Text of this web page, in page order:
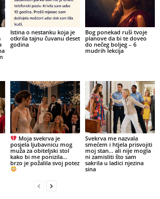
Istina o nestanku koja je
otkrila tajnu čuvanu deset
godina
Bog ponekad ruši tvoje
planove da bi te doveo
do nečeg boljeg – 6
mudrih lekcija
Moja svekrva je
posjela ljubavnicu mog
muža za obiteljski stol
kako bi me ponizila…
brzo je požalila svoj potez
Svekrva me nazvala
smećem i htjela prisvojiti
moj stan… ali nije mogla
ni zamisliti što sam
sakrila u ladici njezina
sina